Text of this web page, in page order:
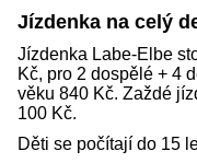
Jízdenka na celý
Jízdenka Labe-Elbe
Kč, pro 2 dospělé + 4
věku 840 Kč. Zaždé
100 Kč.
Děti se počítají do 15